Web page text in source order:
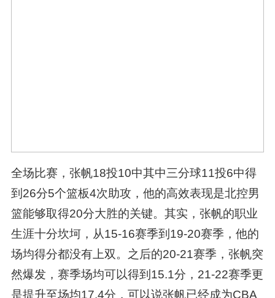
全场比赛，张帆18投10中其中三分球11投6中得
到26分5个篮板4次助攻，他的高效表现是北控男
篮能够取得20分大胜的关键。其实，张帆的职业
生涯十分坎坷，从15-16赛季到19-20赛季，他的
场均得分都没有上双。之后的20-21赛季，张帆突
然爆发，赛季场均可以得到15.1分，21-22赛季更
是提升至场均17.4分，可以说张帆已经成为CBA